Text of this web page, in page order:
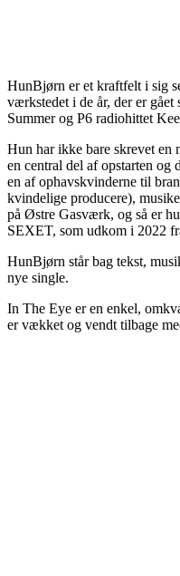
HunBjørn er et kraftfelt i sig
værkstedet i de år, der er gået
Summer og P6 radiohittet
Hun har ikke bare skrevet en
en central del af opstarten
en af ophavskvinderne til
kvindelige producere),
på Østre Gasværk, og så er
SEXET, som udkom i 2022
HunBjørn står bag tekst,
nye single.
In The Eye er en enkel,
er vækket og vendt tilbage